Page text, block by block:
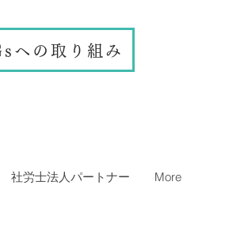
への取り組み
社労士法人パートナー More